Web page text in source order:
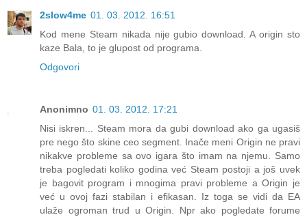
2slow4me 01. 03. 2012. 16:51
Kod mene Steam nikada nije gubio download. A origin sto
kaze Bala, to je glupost od programa.
Odgovori
Anonimno 01. 03. 2012. 17:21
Nisi iskren... Steam mora da gubi download ako ga ugasiš
pre nego što skine ceo segment. Inače meni Origin ne pravi
nikakve probleme sa ovo igara što imam na njemu. Samo
treba pogledati koliko godina već Steam postoji a još uvek
je bagovit program i mnogima pravi probleme a Origin je
već u ovoj fazi stabilan i efikasan. Iz toga se vidi da EA
ulaže ogroman trud u Origin. Npr ako pogledate forume